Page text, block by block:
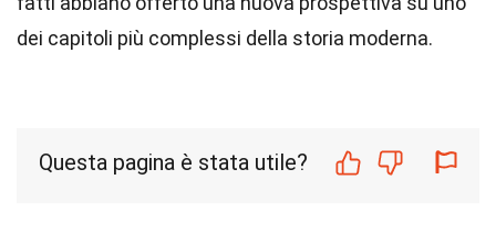
dei capitoli più complessi della storia moderna.
Questa pagina è stata utile?